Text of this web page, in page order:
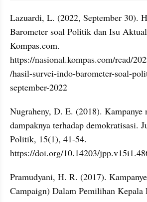
Lazuardi, L. (2022, September 30).
Barometer soal Politik dan Isu
Kompas.com.
https://nasional.kompas.com/read/
/hasil-survei-indo-barometer-soal-
september-2022
Nugraheny, D. E. (2018). Kampanye
dampaknya terhadap demokratisasi.
Politik, 15(1), 41-54.
https://doi.org/10.14203/
Pramudyani, H. R. (2017).
Campaign) Dalam Pemilihan Kepala